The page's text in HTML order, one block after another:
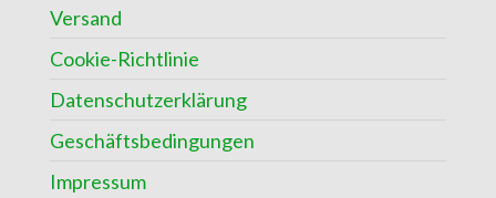
Versand
Cookie-Richtlinie
Datenschutzerklärung
Geschäftsbedingungen
Impressum